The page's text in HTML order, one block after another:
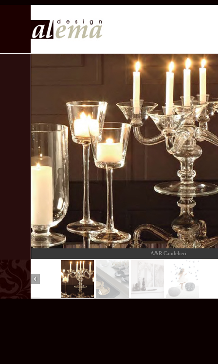
A&R Candelieri